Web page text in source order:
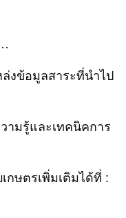
งข้อมูลสาระที่นำไป
ามรู้และเทคนิคการ
กษตรเพิ่มเติมได้ที่ :